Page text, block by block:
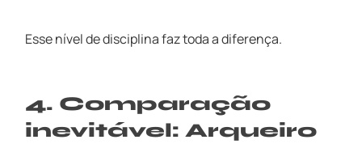
Esse nível de disciplina faz toda a diferença.
4. Comparação
inevitável: Arqueiro